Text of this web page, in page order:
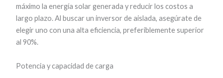
máximo la energía solar generada y reducir los costos a
largo plazo. Al buscar un inversor de aislada, asegúrate de
elegir uno con una alta eficiencia, preferiblemente superior
al 90%.
Potencia y capacidad de carga